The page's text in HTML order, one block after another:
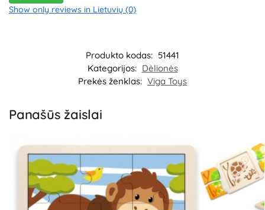
Show only reviews in Lietuvių (0)
Produkto kodas: 51441
Kategorijos: Dėlionės
Prekės ženklas: Viga Toys
Panašūs žaislai